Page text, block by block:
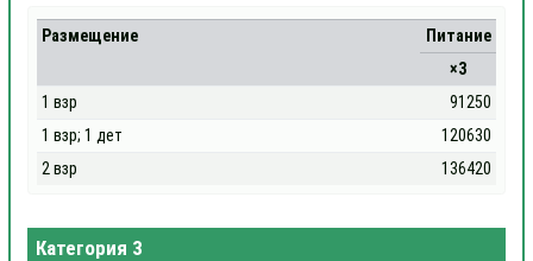
Размещение
Питание
×3
1 взр
91250
1 взр; 1 дет
120630
2 взр
136420
Категория 3